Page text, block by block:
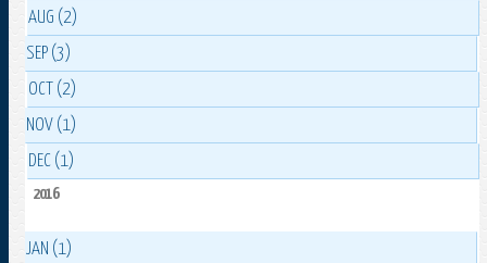
AUG (2)
SEP (3)
OCT (2)
NOV (1)
DEC (1)
2016
JAN (1)